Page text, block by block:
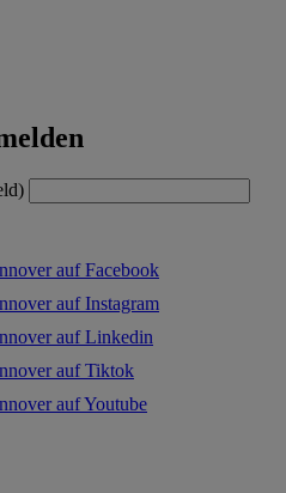
auf Facebook
auf Instagram
auf Linkedin
auf Tiktok
auf Youtube